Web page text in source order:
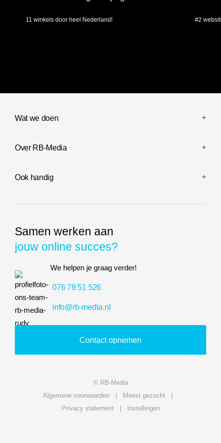
11 winkels door heel Nederland! #2
Samen werken aan
jouw online succes?
We helpen je graag verder!
076 78 51 526
info@rb-media.nl
Contact opnemen
Wat we doen
Over RB-Media
Ook handig
© RB-Media
Algemene voorwaarden
Meest gezocht
Privacy statement
Instellingen